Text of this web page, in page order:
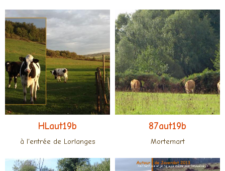
HLaut19b
à l'entrée de Lorlanges
87aut19b
Mortemart